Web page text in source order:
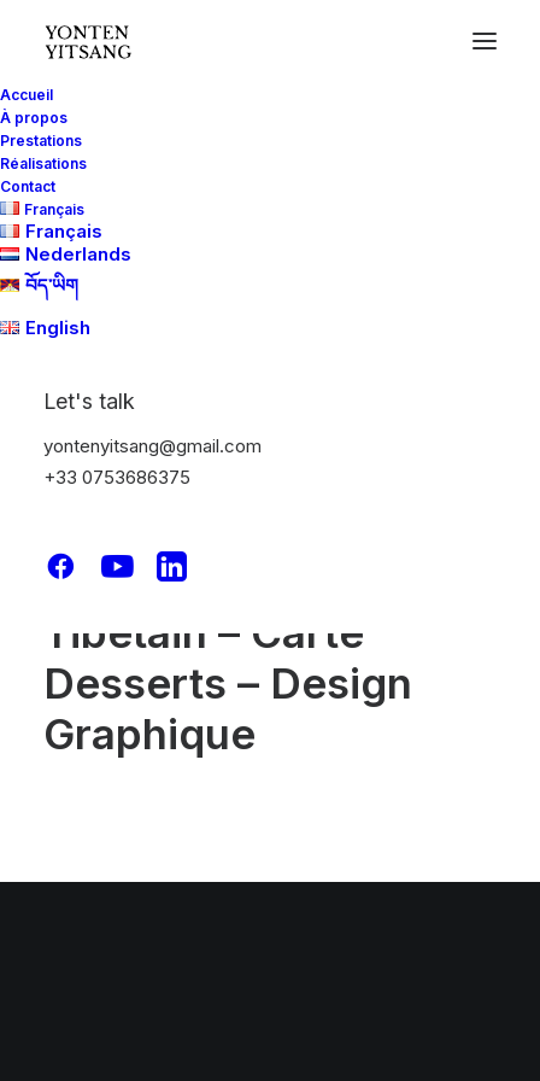
Accueil
À propos
Prestations
Réalisations
Contact
Français
Français
Nederlands
བོད་ཡིག
English
Let's talk
yontenyitsang@gmail.com
+33 0753686375
Lung-ta Restaurant
Tibétain – Carte
Desserts – Design
Graphique